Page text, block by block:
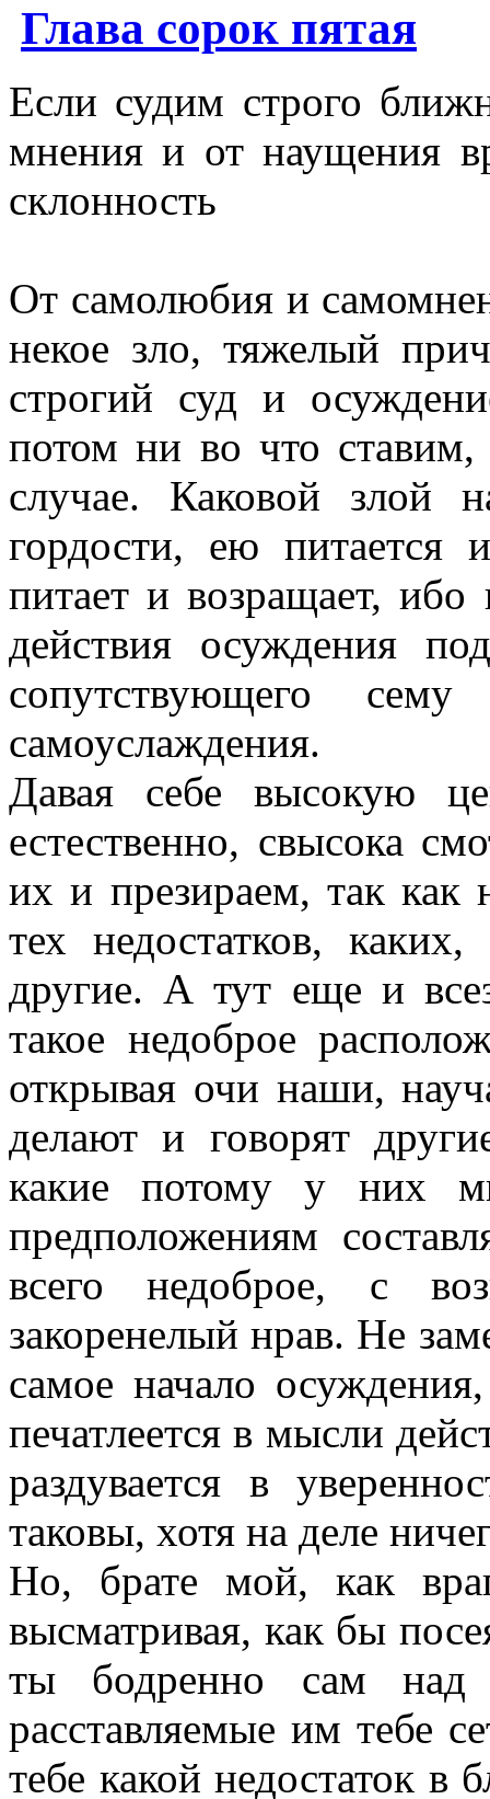
Глава сорок пятая
Если судим строго
мнения и от наущения
склонность
От самолюбия и
некое зло, тяжелый
строгий суд и
потом ни во что
случае. Каковой злой
гордости, ею питается
питает и возращает,
действия осуждения
сопутствующего
самоуслаждения.
Давая себе высокую
естественно, свысока
их и презираем, так как
тех недостатков,
другие. А тут еще и
такое недоброе
открывая очи наши,
делают и говорят
какие потому у них
предположениям
всего недоброе, с
закоренелый нрав. Не
самое начало
печатлеется в мысли
раздувается в
таковы, хотя на деле
Но, брате мой, как
высматривая, как бы
ты бодренно сам
расставляемые им тебе
тебе какой недостаток